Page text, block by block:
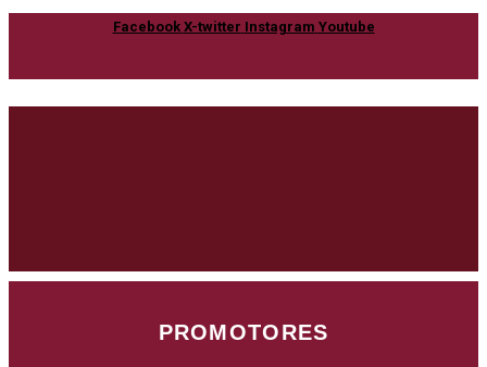
Facebook X-twitter Instagram Youtube
PROMOTORES